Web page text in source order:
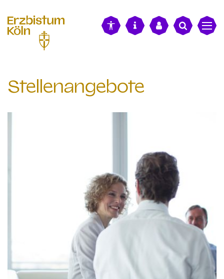
Stellenangebote